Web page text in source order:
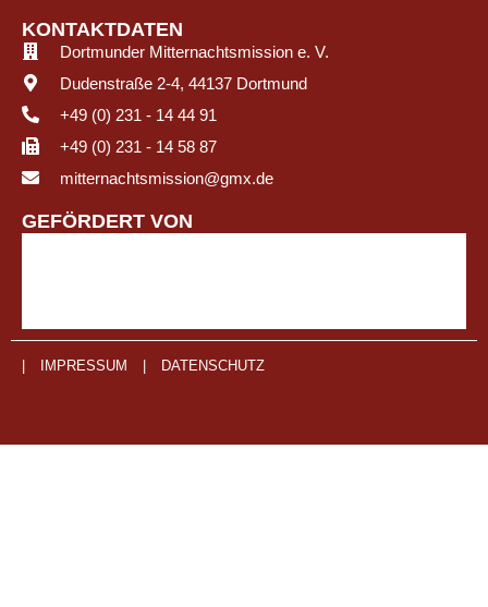
KONTAKTDATEN
Dortmunder Mitternachtsmission e. V.
Dudenstraße 2-4, 44137 Dortmund
+49 (0) 231 - 14 44 91
+49 (0) 231 - 14 58 87
mitternachtsmission@gmx.de
GEFÖRDERT VON
IMPRESSUM DATENSCHUTZ